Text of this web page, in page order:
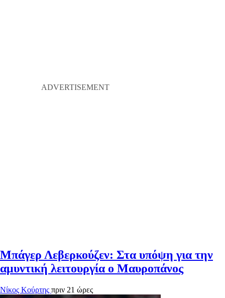
Μπάγερ Λεβερκούζεν: Στα υπόψη για την
αμυντική λειτουργία ο Μαυροπάνος
Νίκος Κούρτης πριν 21 ώρες